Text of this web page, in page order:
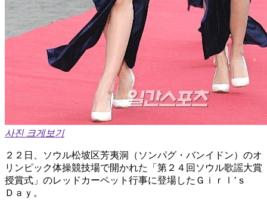
사진 크게보기
２２日、ソウル松坡区芳夷洞（ソンパグ・バンイドン）のオ
リンピック体操競技場で開かれた「第２４回ソウル歌謡大賞
授賞式」のレッドカーペット行事に登場したＧｉｒｌ’ｓ
Ｄａｙ。